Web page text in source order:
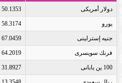
دولار أمريكى 50.1353
يورو 58.3174
جنيه إسترلينى 67.0459
فرنك سويسرى 64.2019
100 ين يابانى 31.8927